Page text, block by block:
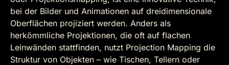
bei der Bilder und Animationen auf dreidimensionale
Oberflächen projiziert werden. Anders als
herkömmliche Projektionen, die oft auf flachen
Leinwänden stattfinden, nutzt Projection Mapping die
Struktur von Objekten – wie Tischen, Tellern oder